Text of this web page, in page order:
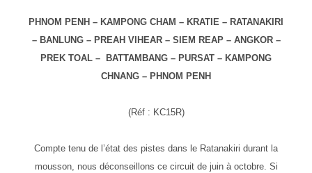
PHNOM PENH – KAMPONG CHAM – KRATIE – RATANAKIRI
– BANLUNG – PREAH VIHEAR – SIEM REAP – ANGKOR –
PREK TOAL – BATTAMBANG – PURSAT – KAMPONG
CHNANG – PHNOM PENH
(Réf : KC15R)
Compte tenu de l’état des pistes dans le Ratanakiri durant la
mousson, nous déconseillons ce circuit de juin à octobre. Si